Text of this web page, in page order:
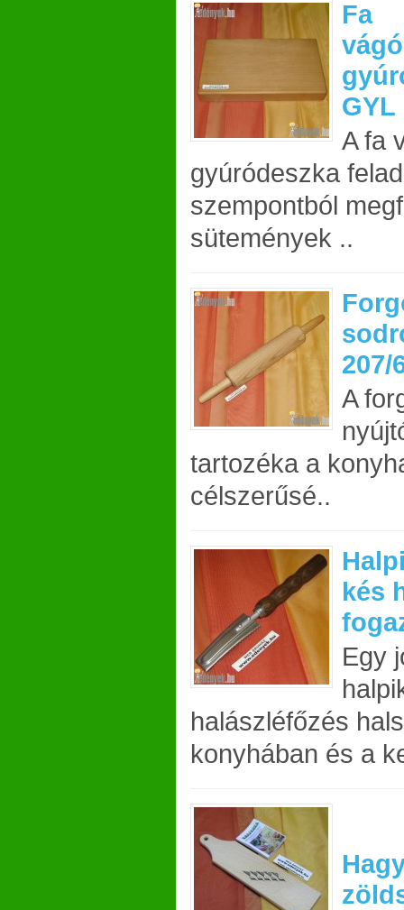
Fa
GYL
A fa
gyúródeszka
szempontból
sütemények ..
207/
A
tartozéka a
célszerűsé..
kés
Egy
halászléfőzés
konyhában és a